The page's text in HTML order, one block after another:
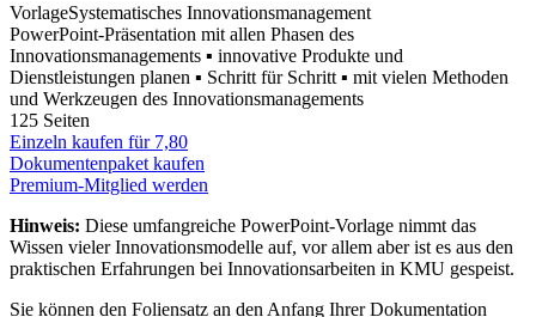
VorlageSystematisches Innovationsmanagement
PowerPoint-Präsentation mit allen Phasen des
Innovationsmanagements ▪ innovative Produkte und
Dienstleistungen planen ▪ Schritt für Schritt ▪ mit vielen Methoden
und Werkzeugen des Innovationsmanagements
125 Seiten
Einzeln kaufen für 7,80
Dokumentenpaket kaufen
Premium-Mitglied werden
Hinweis: Diese umfangreiche PowerPoint-Vorlage nimmt das
Wissen vieler Innovationsmodelle auf, vor allem aber ist es aus den
praktischen Erfahrungen bei Innovationsarbeiten in KMU gespeist.
Sie können den Foliensatz an den Anfang Ihrer Dokumentation